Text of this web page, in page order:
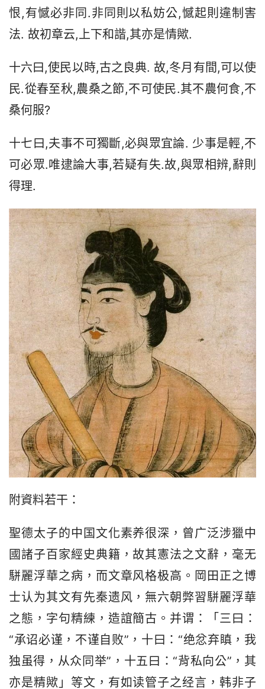
恨,有憾必非同.非同則以私妨公,憾起則違制害
法. 故初章云,上下和諧,其亦是情歟.
十六曰,使民以時,古之良典. 故,冬月有間,可以使
民.從春至秋,農桑之節,不可使民.其不農何食,不
桑何服?
十七曰,夫事不可獨斷,必與眾宜論. 少事是輕,不
可必眾.唯逮論大事,若疑有失.故,與眾相辨,辭則
得理.
附資料若干：
聖德太子的中国文化素养很深，曾广泛涉獵中
國諸子百家經史典籍，故其憲法之文辭，毫无
駢麗浮華之病，而文章风格极高。岡田正之博
士认为其文有先秦遗风，無六朝弊習駢麗浮華
之態，字句精練，造誼簡古。并谓：「三曰：
“承诏必谨，不谨自败”，十曰：“绝忿弃瞋，我
独虽得，从众同举”，十五曰：“背私向公”，其
亦是精歟」等文，有如读管子之经言，韩非子